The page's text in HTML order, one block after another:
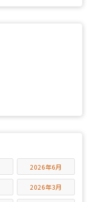
2026年6月
2026年3月